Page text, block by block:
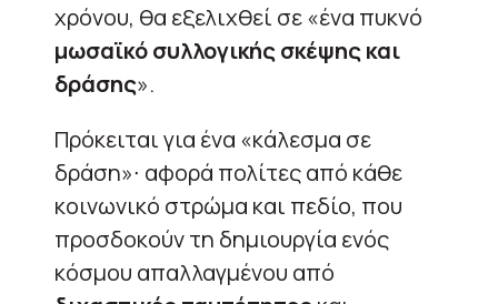
χρόνου, θα εξελιχθεί σε «ένα πυκνό
μωσαϊκό συλλογικής σκέψης και
δράσης».
Πρόκειται για ένα «κάλεσμα σε
δράση»∙ αφορά πολίτες από κάθε
κοινωνικό στρώμα και πεδίο, που
προσδοκούν τη δημιουργία ενός
κόσμου απαλλαγμένου από